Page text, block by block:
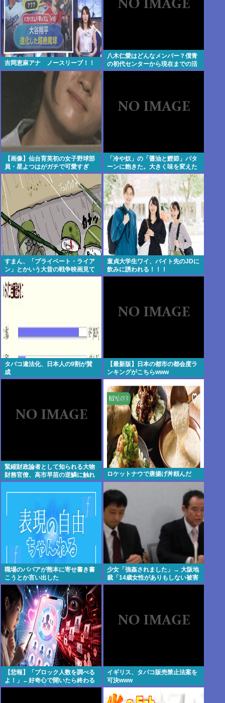
吉岡恵麻アナ ノースリーブ！！
八木仁愛はどんなメンバー？僕青
の初代センターから現在までの活
動を紹介
【画像】仙台育英初の女子野球部
員・星よつはがガチで可愛すぎ
る！
「冷や奴」の「醤油と鰹節」パタ
ーンに飽きた。大きく味を変えた
いがなんかない？
すまん、「プライベート・ライア
ン」とかいう大昔の戦争映画見て
みたら最初の30分で地獄なんだ
が…これずっと続く感じ？
童貞大学生ワイ、バイト先のJDに
飲みに誘われる！！！
タバコ違法化、日本人の9割が賛
成
【最新版】日本の都市の都会度ラ
ンキングがこちらwww
緊縮財政論者として知られる大物
財務官僚、高市早苗の逆鱗に触れ
左遷
ロケットナウで唐揚げ丼頼んだ
職場のババアが熊本に寄せ書き書
こうとか言い出した
少女「強姦されました」→ 大阪地
裁「14歳女性がありもしない被害
をでっちあげるとは考えにくい」
【悲報】「ブロック人数を調べる
よ！」←好奇心で開いたら終わる
サイトだった【HotTweets】
イギリス、タバコ販売禁止法案を
可決www